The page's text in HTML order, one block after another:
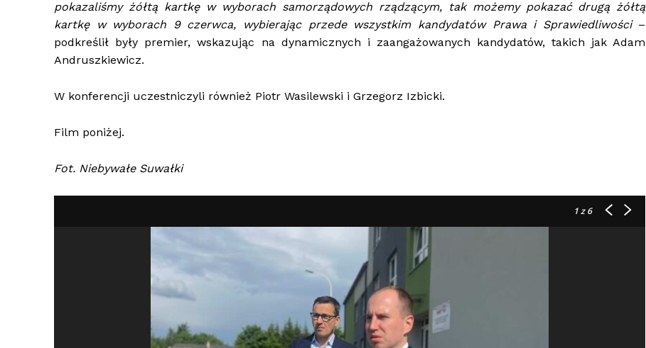
pokazaliśmy żółtą kartkę w wyborach samorządowych rządzącym, tak możemy pokazać drugą żółtą
kartkę w wyborach 9 czerwca, wybierając przede wszystkim kandydatów Prawa i Sprawiedliwości–
podkreślił były premier, wskazując na dynamicznych i zaangażowanych kandydatów, takich jak Adam
Andruszkiewicz.
W konferencji uczestniczyli również Piotr Wasilewski i Grzegorz Izbicki.
Film poniżej.
Fot. Niebywałe Suwałki
1z 6